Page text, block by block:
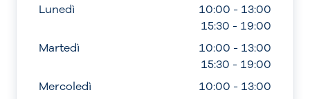
Lunedì
10:00 - 13:00
15:30 - 19:00
Martedì
10:00 - 13:00
15:30 - 19:00
Mercoledì
10:00 - 13:00